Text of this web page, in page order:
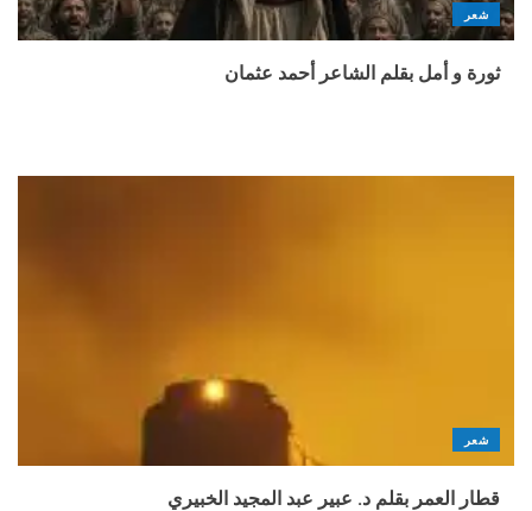
شعر
ثورة و أمل بقلم الشاعر أحمد عثمان
شعر
قطار العمر بقلم د. عبير عبد المجيد الخبيري